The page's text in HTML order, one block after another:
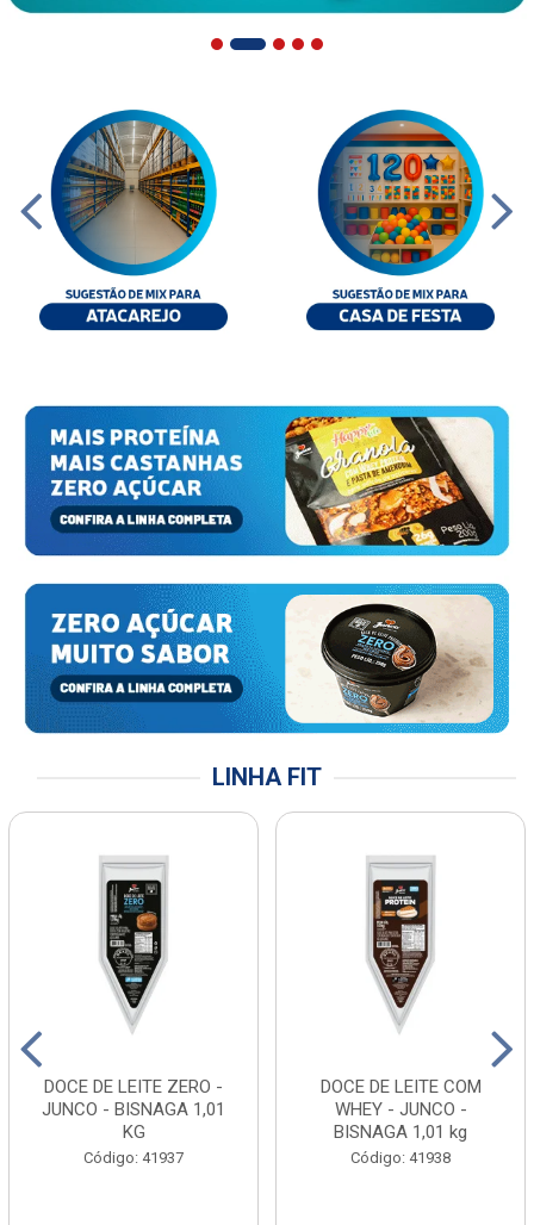
LINHA FIT
DOCE DE LEITE ZERO -
JUNCO - BISNAGA 1,01
KG
Código: 41937
DOCE DE LEITE COM
WHEY - JUNCO -
BISNAGA 1,01 kg
Código: 41938